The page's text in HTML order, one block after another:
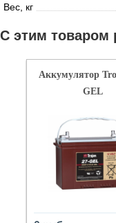
Вес, кг
С этим товаром
Аккумулятор
GEL